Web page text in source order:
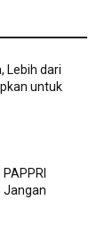
Lebih dari
untuk
Jangan